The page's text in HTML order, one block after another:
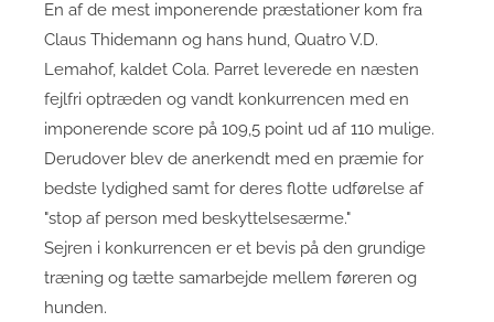
En af de mest imponerende præstationer kom fra
Claus Thidemann og hans hund, Quatro V.D.
Lemahof, kaldet Cola. Parret leverede en næsten
fejlfri optræden og vandt konkurrencen med en
imponerende score på 109,5 point ud af 110 mulige.
Derudover blev de anerkendt med en præmie for
bedste lydighed samt for deres flotte udførelse af
"stop af person med beskyttelsesærme."
Sejren i konkurrencen er et bevis på den grundige
træning og tætte samarbejde mellem føreren og
hunden.